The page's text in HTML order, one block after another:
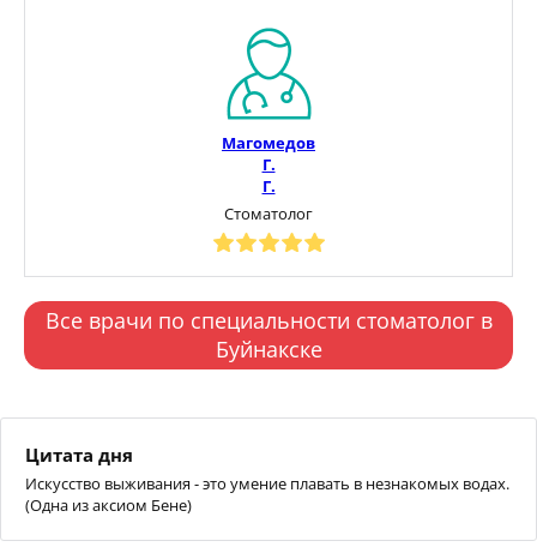
Магомедов
Г.
Г.
Стоматолог
Все врачи по специальности стоматолог в
Буйнакске
Цитата дня
Искусство выживания - это умение плавать в незнакомых водах.
(Одна из аксиом Бене)